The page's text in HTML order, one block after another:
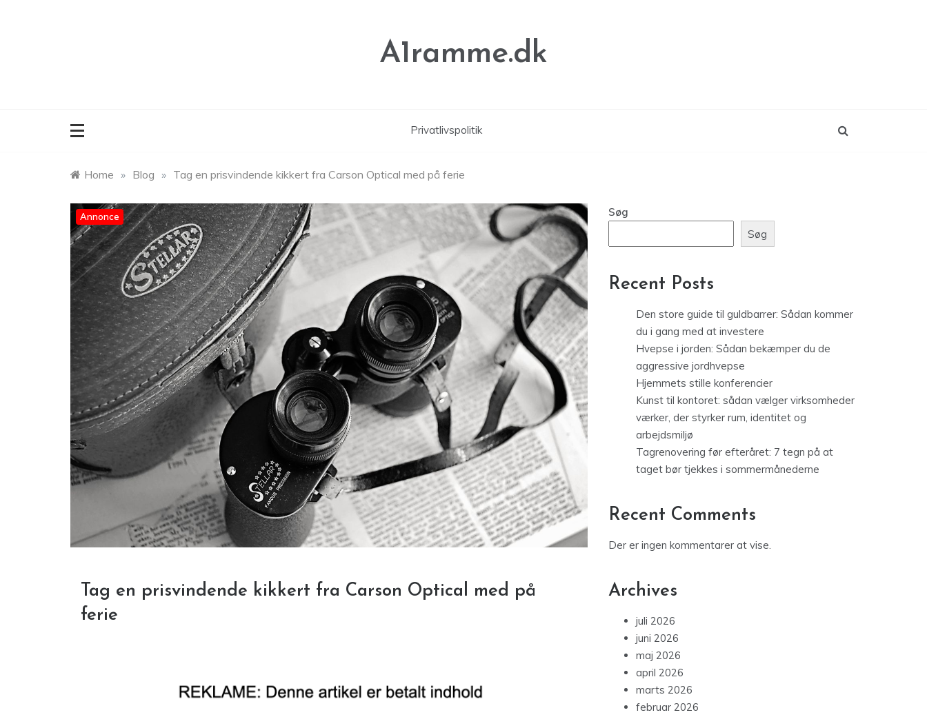
A1ramme.dk
Privatlivspolitik
Home » Blog » Tag en prisvindende kikkert fra Carson Optical med på ferie
Annonce
Tag en prisvindende kikkert fra Carson Optical med på
ferie
Søg
Søg
Recent Posts
Den store guide til guldbarrer: Sådan kommer
du i gang med at investere
Hvepse i jorden: Sådan bekæmper du de
aggressive jordhvepse
Hjemmets stille konferencier
Kunst til kontoret: sådan vælger virksomheder
værker, der styrker rum, identitet og
arbejdsmiljø
Tagrenovering før efteråret: 7 tegn på at
taget bør tjekkes i sommermånederne
Recent Comments
Der er ingen kommentarer at vise.
Archives
juli 2026
juni 2026
maj 2026
april 2026
marts 2026
februar 2026